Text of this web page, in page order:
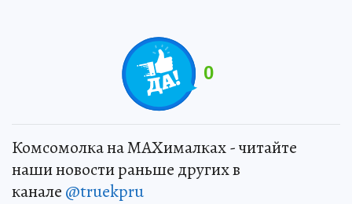
0
Комсомолка на MAXималках - читайте
наши новости раньше других в
канале @truekpru